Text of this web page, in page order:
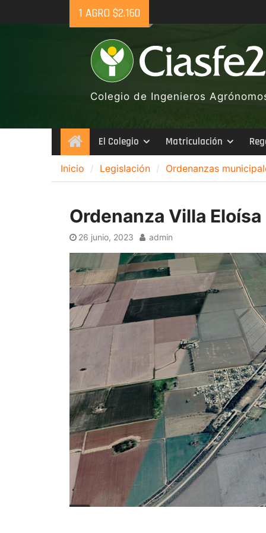
to
1 AGRO $2.160
Colegio de Ingenieros
InicioEl Colegio Matriculación
Inicio Legislación Ordenanzas
Ordenanza Villa
26 junio, 2023 admin